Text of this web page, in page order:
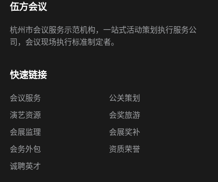
会议服务
公关策划
会展监理
会务外包
资质荣誉
诚聘英才
联系我们
杭州市江南大道9号世茂智慧之门A塔4608室